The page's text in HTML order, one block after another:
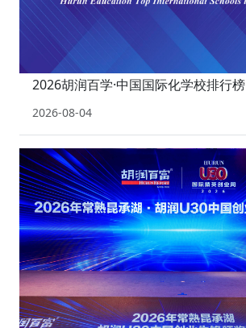
2026胡润百学·中国国际化学校排行榜
2026-08-04